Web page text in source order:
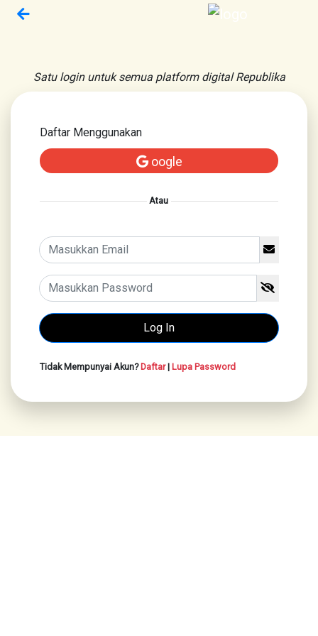
Satu login untuk semua platform digital Republika
Daftar Menggunakan
oogle
Atau
Tidak Mempunyai Akun?Daftar| Lupa Password